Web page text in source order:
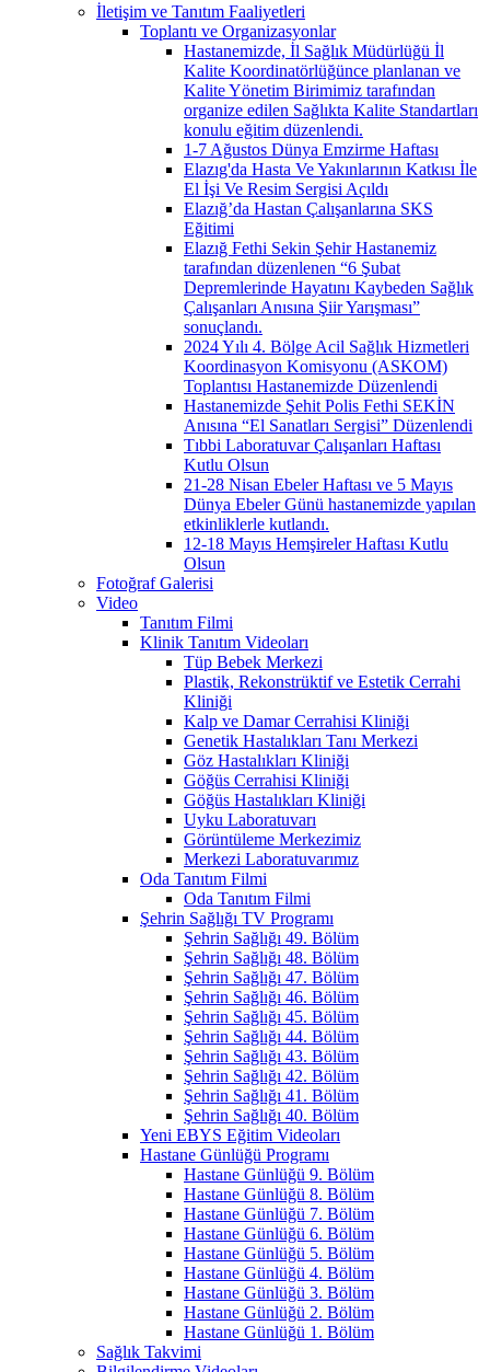
İletişim ve Tanıtım Faaliyetleri
Toplantı ve Organizasyonlar
Hastanemizde, İl Sağlık Müdürlüğü İl
Kalite Koordinatörlüğünce planlanan ve
Kalite Yönetim Birimimiz tarafından
organize edilen Sağlıkta Kalite Standartları
konulu eğitim düzenlendi.
1-7 Ağustos Dünya Emzirme Haftası
Elazıg'da Hasta Ve Yakınlarının Katkısı İle
El İşi Ve Resim Sergisi Açıldı
Elazığ’da Hastan Çalışanlarına SKS
Eğitimi
Elazığ Fethi Sekin Şehir Hastanemiz
tarafından düzenlenen “6 Şubat
Depremlerinde Hayatını Kaybeden Sağlık
Çalışanları Anısına Şiir Yarışması”
sonuçlandı.
2024 Yılı 4. Bölge Acil Sağlık Hizmetleri
Koordinasyon Komisyonu (ASKOM)
Toplantısı Hastanemizde Düzenlendi
Hastanemizde Şehit Polis Fethi SEKİN
Anısına “El Sanatları Sergisi” Düzenlendi
Tıbbi Laboratuvar Çalışanları Haftası
Kutlu Olsun
21-28 Nisan Ebeler Haftası ve 5 Mayıs
Dünya Ebeler Günü hastanemizde yapılan
etkinliklerle kutlandı.
12-18 Mayıs Hemşireler Haftası Kutlu
Olsun
Fotoğraf Galerisi
Video
Tanıtım Filmi
Klinik Tanıtım Videoları
Tüp Bebek Merkezi
Plastik, Rekonstrüktif ve Estetik Cerrahi
Kliniği
Kalp ve Damar Cerrahisi Kliniği
Genetik Hastalıkları Tanı Merkezi
Göz Hastalıkları Kliniği
Göğüs Cerrahisi Kliniği
Göğüs Hastalıkları Kliniği
Uyku Laboratuvarı
Görüntüleme Merkezimiz
Merkezi Laboratuvarımız
Oda Tanıtım Filmi
Oda Tanıtım Filmi
Şehrin Sağlığı TV Programı
Şehrin Sağlığı 49. Bölüm
Şehrin Sağlığı 48. Bölüm
Şehrin Sağlığı 47. Bölüm
Şehrin Sağlığı 46. Bölüm
Şehrin Sağlığı 45. Bölüm
Şehrin Sağlığı 44. Bölüm
Şehrin Sağlığı 43. Bölüm
Şehrin Sağlığı 42. Bölüm
Şehrin Sağlığı 41. Bölüm
Şehrin Sağlığı 40. Bölüm
Yeni EBYS Eğitim Videoları
Hastane Günlüğü Programı
Hastane Günlüğü 9. Bölüm
Hastane Günlüğü 8. Bölüm
Hastane Günlüğü 7. Bölüm
Hastane Günlüğü 6. Bölüm
Hastane Günlüğü 5. Bölüm
Hastane Günlüğü 4. Bölüm
Hastane Günlüğü 3. Bölüm
Hastane Günlüğü 2. Bölüm
Hastane Günlüğü 1. Bölüm
Sağlık Takvimi